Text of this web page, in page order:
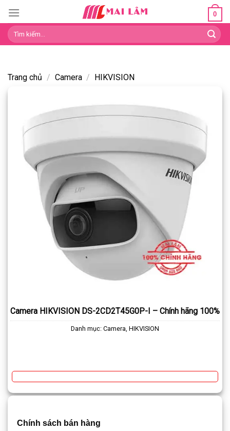
content
0
Tìm
kiếm:
Trang chủ / Camera / HIKVISION
Camera HIKVISION DS-2CD2T45G0P-I – Chính hãng 100%
Danh mục: Camera HIKVISION
Chính sách bán hàng